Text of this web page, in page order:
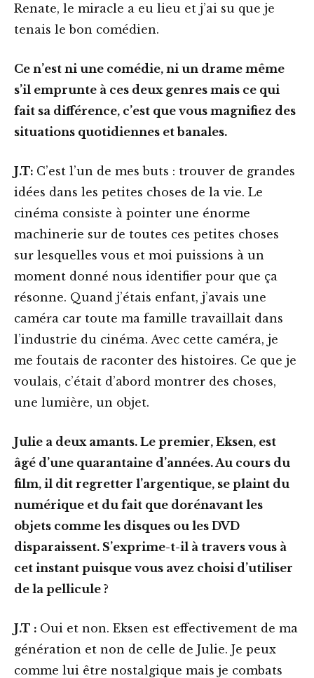
Renate, le miracle a eu lieu et j’ai su que je
tenais le bon comédien.
Ce n’est ni une comédie, ni un drame même
s’il emprunte à ces deux genres mais ce qui
fait sa différence, c’est que vous magnifiez des
situations quotidiennes et banales.
J.T: C’est l’un de mes buts : trouver de grandes
idées dans les petites choses de la vie. Le
cinéma consiste à pointer une énorme
machinerie sur de toutes ces petites choses
sur lesquelles vous et moi puissions à un
moment donné nous identifier pour que ça
résonne. Quand j’étais enfant, j’avais une
caméra car toute ma famille travaillait dans
l’industrie du cinéma. Avec cette caméra, je
me foutais de raconter des histoires. Ce que je
voulais, c’était d’abord montrer des choses,
une lumière, un objet.
Julie a deux amants. Le premier, Eksen, est
âgé d’une quarantaine d’années. Au cours du
film, il dit regretter l’argentique, se plaint du
numérique et du fait que dorénavant les
objets comme les disques ou les DVD
disparaissent. S’exprime-t-il à travers vous à
cet instant puisque vous avez choisi d’utiliser
de la pellicule ?
J.T : Oui et non. Eksen est effectivement de ma
génération et non de celle de Julie. Je peux
comme lui être nostalgique mais je combats